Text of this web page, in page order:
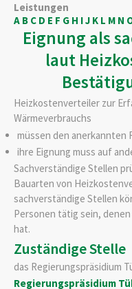
Leistungen
A B C D E F G H IJ K L M N
Eignung als
laut
Heizkostenverteiler zur
Wärmeverbrauchs
müssen den anerkannten
ihre Eignung muss auf
Sachverständige Stellen
Bauarten von
sachverständige Stellen
Personen tätig sein,
hat.
Zuständige Stelle
das Regierungspräsidium
Regierungspräsidium